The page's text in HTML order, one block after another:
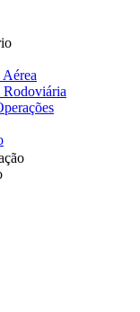
Rodoviária